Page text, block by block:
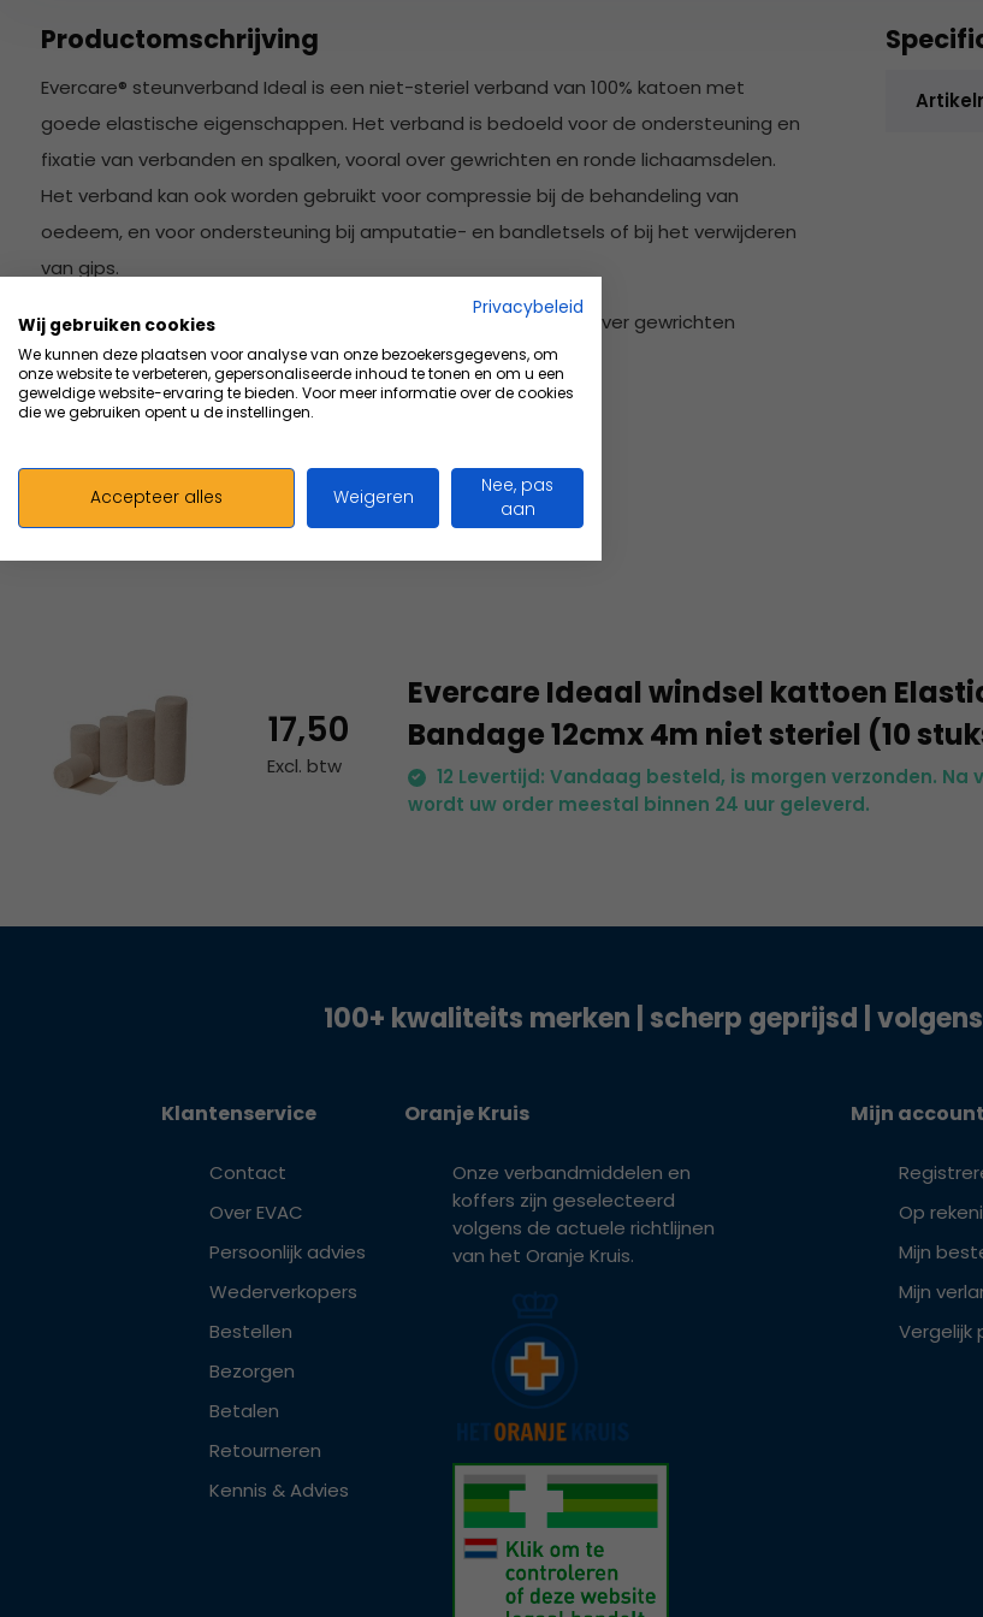
Productomschrijving
Evercare® steunverband Ideal is een niet-steriel verband van 100% katoen met
goede elastische eigenschappen. Het verband is bedoeld voor de ondersteuning en
fixatie van verbanden en spalken, vooral over gewrichten en ronde lichaamsdelen.
Het verband kan ook worden gebruikt voor compressie bij de behandeling van
oedeem, en voor ondersteuning bij amputatie- en bandletsels of bij het verwijderen
van gips.
Voor het fixeren van verbanden en spalken, vooral over gewrichten
Voor compressie tijdens oedeembehandeling
Bestand tegen zalven
Niet steriel
17,50
Excl. btw
Evercare Ideaal windsel kattoen
Bandage 12cmx 4m niet steriel (10
12 Levertijd: Vandaag besteld, is morgen verzonden. Na
wordt uw order meestal binnen 24 uur geleverd.
100+ kwaliteits merken | scherp geprijsd |
Klantenservice
Contact
Over EVAC
Persoonlijk advies
Wederverkopers
Bestellen
Bezorgen
Betalen
Retourneren
Kennis & Advies
Oranje Kruis
Onze verbandmiddelen en
koffers zijn geselecteerd
volgens de actuele richtlijnen
van het Oranje Kruis.
Mijn account
Op
Mijn
Mijn
Vergelijk
Privacybeleid
Wij gebruiken cookies
We kunnen deze plaatsen voor analyse van onze bezoekersgegevens, om
onze website te verbeteren, gepersonaliseerde inhoud te tonen en om u een
geweldige website-ervaring te bieden. Voor meer informatie over de cookies
die we gebruiken opent u de instellingen.
Accepteer alles Weigeren
Nee, pas
aan